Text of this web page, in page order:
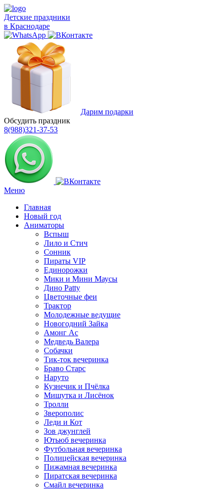
Детские праздники
в Краснодаре
Дарим подарки
Обсудить праздник
8(988)321-37-53
Меню
Главная
Новый год
Аниматоры
Вспыш
Лило и Стич
Сонник
Пираты VIP
Единорожки
Мики и Мини Маусы
Дино Patty
Цветочные феи
Трактор
Молодежные ведущие
Новогодний Зайка
Амонг Ас
Медведь Валера
Собачки
Тик-ток вечеринка
Браво Старс
Наруто
Кузнечик и Пчёлка
Мишутка и Лисёнок
Тролли
Зверополис
Леди и Кот
Зов джунглей
Ютьюб вечеринка
Футбольная вечеринка
Полицейская вечеринка
Пижамная вечеринка
Пиратская вечеринка
Смайл вечеринка